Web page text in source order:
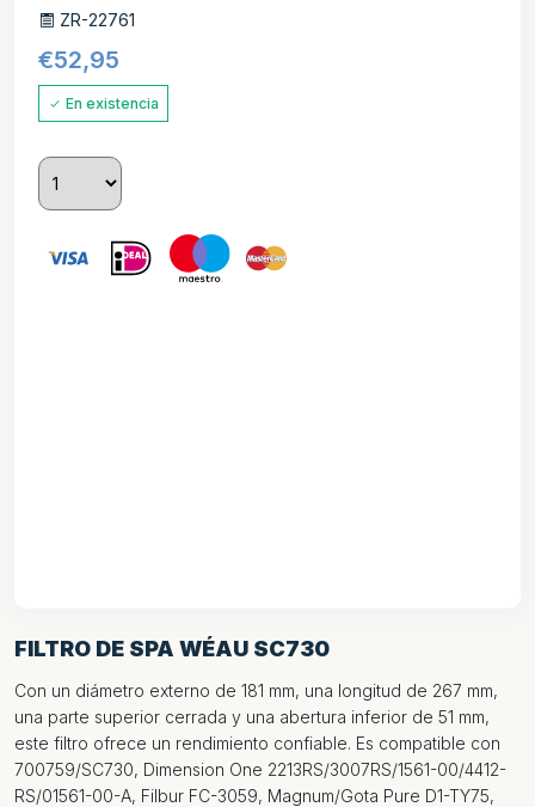
FILTRO DE SPA WÉAU SC730
Con un diámetro externo de 181 mm, una longitud de 267 mm,
una parte superior cerrada y una abertura inferior de 51 mm,
este filtro ofrece un rendimiento confiable. Es compatible con
700759/SC730, Dimension One 2213RS/3007RS/1561-00/4412-
RS/01561-00-A, Filbur FC-3059, Magnum/Gota Pure D1-TY75,
ZR-22761
€52,95
En existencia